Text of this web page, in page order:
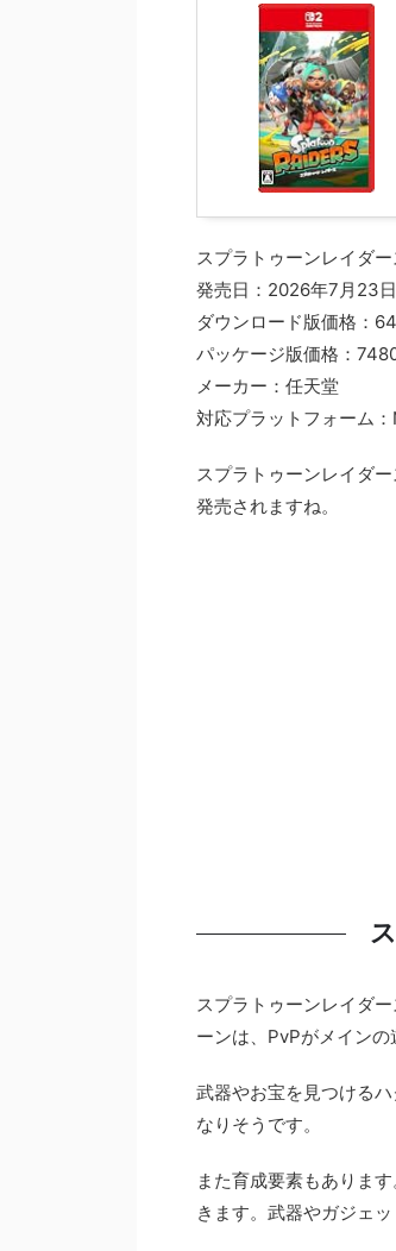
スプラトゥーンレイダー
発売日：2026年7月23
ダウンロード版価格：
パッケージ版価格：
メーカー：任天堂
対応プラットフォーム
スプラトゥーンレイダ
発売されますね。
スプラトゥーンレイダ
ーンは、PvPがメインの
武器やお宝を見つける
なりそうです。
また育成要素もありま
きます。武器やガジェ